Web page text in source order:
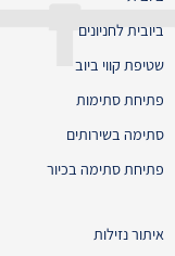
ביובית לחניונים
שטיפת קווי ביוב
פתיחת סתימות
סתימה בשירותים
פתיחת סתימה בכיור
איתור נזילות